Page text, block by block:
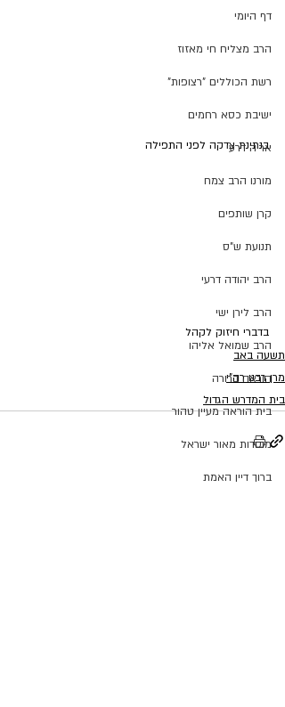
דף היומי
הרב מצליח חי מאזוז
רשת הכוללים "רצופות"
ישיבת כסא רחמים
אריה דרעי
מורנו הרב צמח
קרן שותפים
תנועת ש"ס
הרב יהודה דרעי
הרב לירן ישי
הרב שמואל אליהו
הוראה ברורה
בית הוראה מעיין טהור
מוסדות מאור ישראל
ברוך דיין האמת
בנתינת צדקה לפני התפילה
בדברי חיזוק לקהל
תשעה באב
מרן רבנו רה"י
בית המדרש הגדול